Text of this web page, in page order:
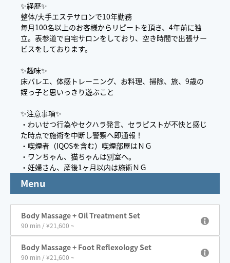
✨経歴✨
整体/大手エステサロンで10年勤務
毎月100名以上のお客様からリピートを頂き、4年前に独
立。表参道で自宅サロンをしており、空き時間で出張サー
ビスをしております。
✨趣味✨
床バレエ、体感トレーニング、お料理、掃除、旅、9歳の
姪っ子と思いっきり遊ぶこと
✨注意事項✨
・わいせつ行為やセクハラ発言、セラピストが不快と感じ
た時点で施術を中断し警察へ即通報！
・喫煙者（IQOSを含む）喫煙部屋はＮＧ
・ワンちゃん、猫ちゃんは別室へ。
・妊婦さん、産後1ヶ月以内は施術ＮＧ
Menu
Body Massage + Oil Treatment Set
90 min / ¥21,600 ~
Body Massage + Foot Reflexology Set
90 min / ¥21,600 ~